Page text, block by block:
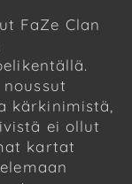
FaZe Clan
kärkinimistä,
ei ollut
kartat